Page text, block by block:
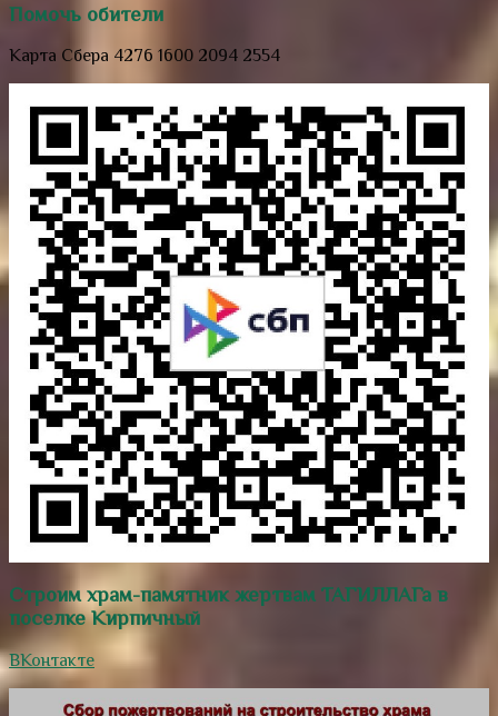
Помочь обители
Карта Сбера 4276 1600 2094 2554
Строим храм-памятник жертвам ТАГИЛЛАГа в
поселке Кирпичный
ВКонтакте